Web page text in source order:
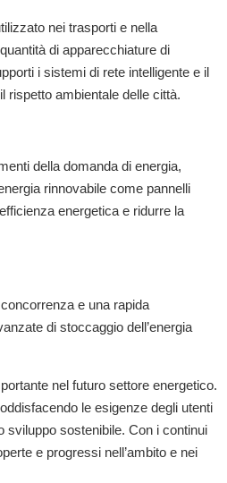
nei trasporti e nella
di apparecchiature di
i sistemi di rete intelligente e il
rispetto ambientale delle città.
della domanda di energia,
rinnovabile come pannelli
energetica e ridurre la
e una rapida
di stoccaggio dell’energia
nel futuro settore energetico.
le esigenze degli utenti
sviluppo sostenibile. Con i continui
e progressi nell’ambito e nei